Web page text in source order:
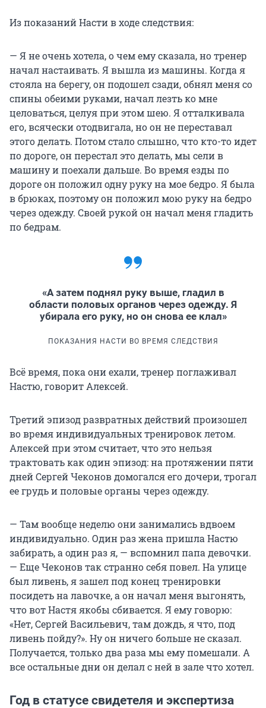
Из показаний Насти в ходе следствия:
— Я не очень хотела, о чем ему сказала, но тренер
начал настаивать. Я вышла из машины. Когда я
стояла на берегу, он подошел сзади, обнял меня со
спины обеими руками, начал лезть ко мне
целоваться, целуя при этом шею. Я отталкивала
его, всячески отодвигала, но он не переставал
этого делать. Потом стало слышно, что кто-то идет
по дороге, он перестал это делать, мы сели в
машину и поехали дальше. Во время езды по
дороге он положил одну руку на мое бедро. Я была
в брюках, поэтому он положил мою руку на бедро
через одежду. Своей рукой он начал меня гладить
по бедрам.
«А затем поднял руку выше, гладил в
области половых органов через одежду. Я
убирала его руку, но он снова ее клал»
ПОКАЗАНИЯ НАСТИ ВО ВРЕМЯ СЛЕДСТВИЯ
Всё время, пока они ехали, тренер поглаживал
Настю, говорит Алексей.
Третий эпизод развратных действий произошел
во время индивидуальных тренировок летом.
Алексей при этом считает, что это нельзя
трактовать как один эпизод: на протяжении пяти
дней Сергей Чеконов домогался его дочери, трогал
ее грудь и половые органы через одежду.
— Там вообще неделю они занимались вдвоем
индивидуально. Один раз жена пришла Настю
забирать, а один раз я, — вспомнил папа девочки.
— Еще Чеконов так странно себя повел. На улице
был ливень, я зашел под конец тренировки
посидеть на лавочке, а он начал меня выгонять,
что вот Настя якобы сбивается. Я ему говорю:
«Нет, Сергей Васильевич, там дождь, я что, под
ливень пойду?». Ну он ничего больше не сказал.
Получается, только два раза мы ему помешали. А
все остальные дни он делал с ней в зале что хотел.
Год в статусе свидетеля и экспертиза